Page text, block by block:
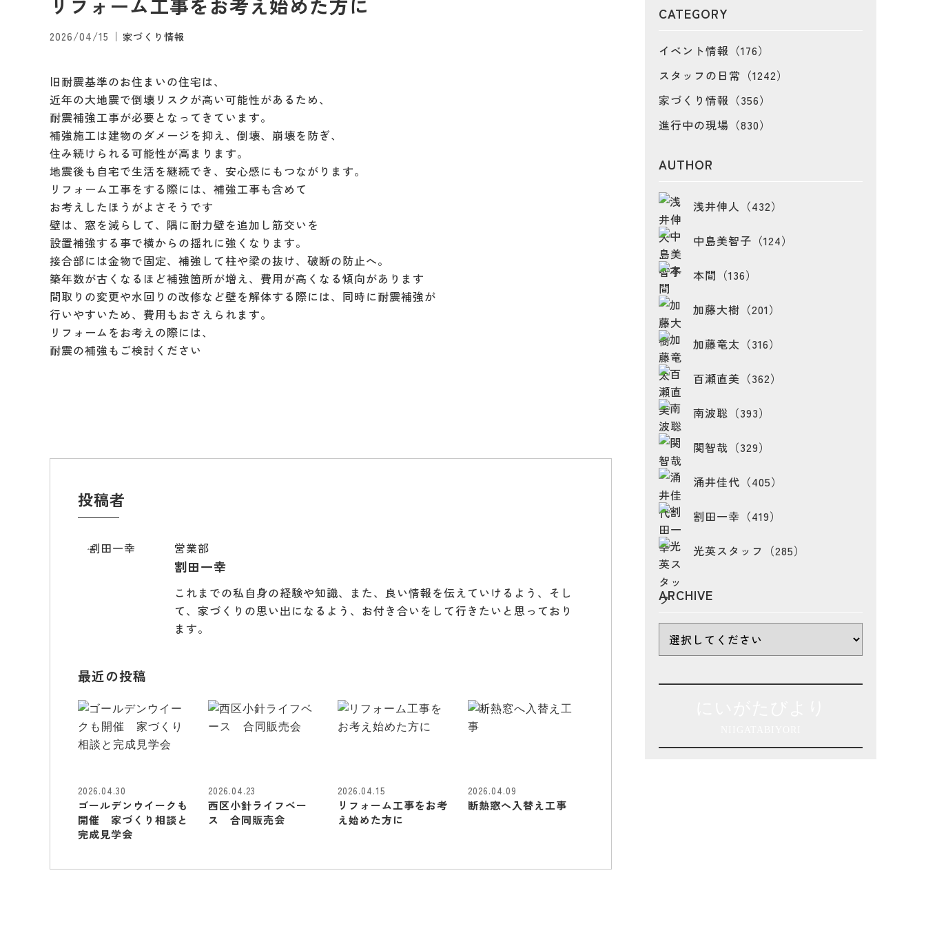
リフォーム工事をお考え始めた方に
2026/04/15 家づくり情報
旧耐震基準のお住まいの住宅は、
近年の大地震で倒壊リスクが高い可能性があるため、
耐震補強工事が必要となってきています。
補強施工は建物のダメージを抑え、倒壊、崩壊を防ぎ、
住み続けられる可能性が高まります。
地震後も自宅で生活を継続でき、安心感にもつながります。
リフォーム工事をする際には、補強工事も含めて
お考えしたほうがよさそうです
壁は、窓を減らして、隅に耐力壁を追加し筋交いを
設置補強する事で横からの揺れに強くなります。
接合部には金物で固定、補強して柱や梁の抜け、破断の防止へ。
築年数が古くなるほど補強箇所が増え、費用が高くなる傾向があります
間取りの変更や水回りの改修など壁を解体する際には、同時に耐震補強が
行いやすいため、費用もおさえられます。
リフォームをお考えの際には、
耐震の補強もご検討ください
投稿者
営業部
割田一幸
これまでの私自身の経験や知識、また、良い情報を伝えていけるよう、そし
て、家づくりの思い出になるよう、お付き合いをして行きたいと思っており
ます。
最近の投稿
2026.04.30
ゴールデンウイークも
開催 家づくり相談と
完成見学会
2026.04.23
西区小針ライフベー
ス 合同販売会
2026.04.15
リフォーム工事をお考
え始めた方に
2026.04.09
断熱窓へ入替え工事
CATEGORY
イベント情報（176）
スタッフの日常（1242）
家づくり情報（356）
進行中の現場（830）
AUTHOR
浅井伸人（432）
中島美智子（124）
本間（136）
加藤大樹（201）
加藤竜太（316）
百瀬直美（362）
南波聡（393）
関智哉（329）
涌井佳代（405）
割田一幸（419）
光英スタッフ（285）
ARCHIVE